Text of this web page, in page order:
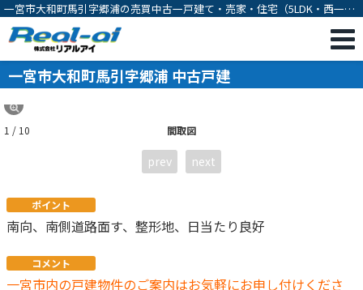
一宮市大和町馬引字郷浦の売買中古一戸建て・売家・住宅（5LDK・西一宮
駅徒歩20分）[11988]
一宮市大和町馬引字郷浦 中古戸建
間取図
1 / 10
prev next
ポイント
南向、南側道路面す、整形地、日当たり良好
コメント
一宮市内の戸建物件のご案内はお気軽にお申し付けくださ